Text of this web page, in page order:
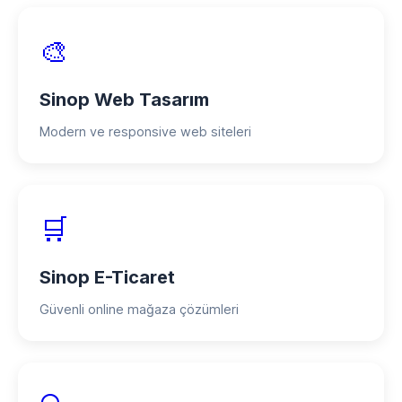
🎨
Sinop Web Tasarım
Modern ve responsive web siteleri
🛒
Sinop E-Ticaret
Güvenli online mağaza çözümleri